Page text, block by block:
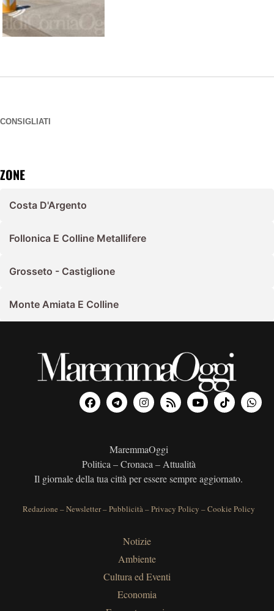
CONSIGLIATI
ZONE
Costa D'Argento
Follonica E Colline Metallifere
Grosseto - Castiglione
Monte Amiata E Colline
MaremmaOggi
Politica – Cronaca – Attualità
Il giornale della tua città per essere sempre aggiornato.
Redazione –Newsletter–Pubblicità–Privacy Policy –Cookie Policy
Notizie
Ambiente
Cultura ed Eventi
Economia